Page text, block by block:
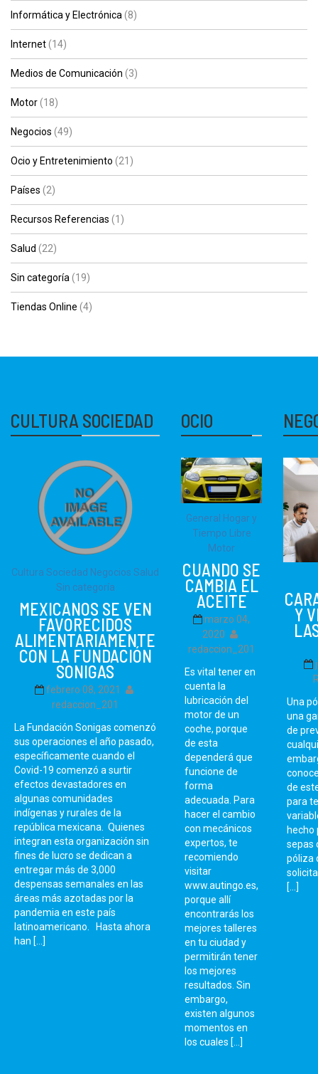
Informática y Electrónica(8)
Internet(14)
Medios de Comunicación (3)
Motor(18)
Negocios (49)
Ocio y Entretenimiento (21)
Países (2)
Recursos Referencias (1)
Salud (22)
Sin categoría(19)
Tiendas Online (4)
CULTURA SOCIEDAD
Cultura Sociedad Negocios Salud
Sin categoría
MEXICANOS SE VEN
FAVORECIDOS
ALIMENTARIAMENTE
CON LA FUNDACIÓN
SONIGAS
febrero 08, 2021
redaccion_201
La Fundación Sonigas comenzó
sus operaciones el año pasado,
específicamente cuando el
Covid-19 comenzó a surtir
efectos devastadores en
algunas comunidades
indígenas y rurales de la
república mexicana. Quienes
integran esta organización sin
fines de lucro se dedican a
entregar más de 3,000
despensas semanales en las
áreas más azotadas por la
pandemia en este país
latinoamericano. Hasta ahora
han […]
OCIO
General Hogar y
Tiempo Libre
Motor
CUANDO SE
CAMBIA EL
ACEITE
marzo 04,
2020
redaccion_201
Es vital tener en
cuenta la
lubricación del
motor de un
coche, porque
de esta
dependerá que
funcione de
forma
adecuada. Para
hacer el cambio
con mecánicos
expertos, te
recomiendo
visitar
www.autingo.es,
porque allí
encontrarás los
mejores talleres
en tu ciudad y
permitirán tener
los mejores
resultados. Sin
embargo,
existen algunos
momentos en
los cuales […]
Y
Una
una
de
de
para
hecho
sepas
póliza
[…]